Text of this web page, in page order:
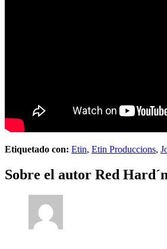
Etiquetado con: Etin, Etin Produccions,
Sobre el autor Red